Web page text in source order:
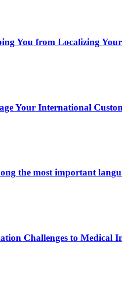
You from Localizing Your
Your International
the most important
Challenges to Medical